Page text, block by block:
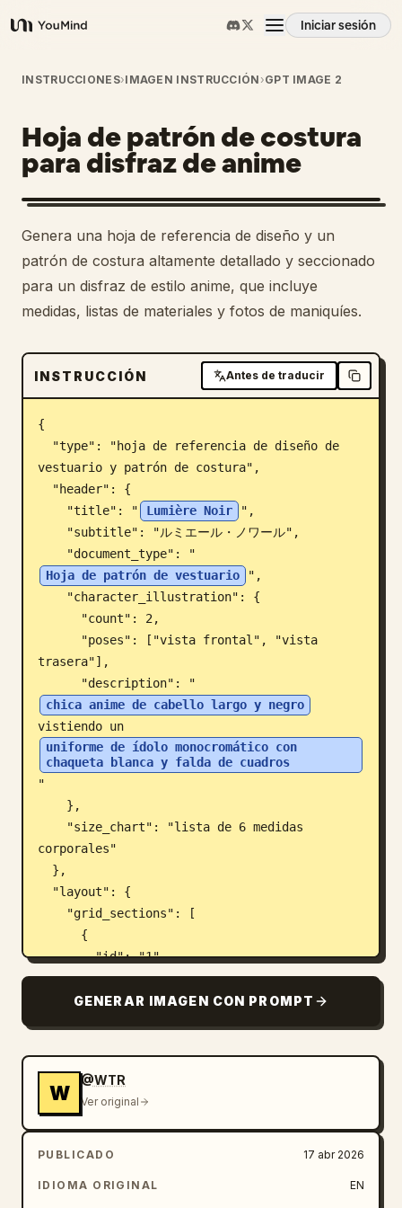
YouMind
Iniciar sesión
Resumen
Casos de uso
Habilidades
Prompts
Precios
Descargar
Blog
Actualizaciones
INSTRUCCIONES›IMAGEN INSTRUCCIÓN ›GPT IMAGE 2
Hoja de patrón de costura
para disfraz de anime
Genera una hoja de referencia de diseño y un
patrón de costura altamente detallado y seccionado
para un disfraz de estilo anime, que incluye
medidas, listas de materiales y fotos de maniquíes.
INSTRUCCIÓN Antes de traducir
{
vestuario y patrón de costura",
    "title": "
Lumière Noir
",
    "document_type": "
Hoja de patrón de vestuario
",
trasera"],
      "description": "
chica anime de cabello largo y negro
vistiendo un
uniforme de ídolo monocromático con
chaqueta blanca y falda de cuadros
"
corporales"
        "id": "1",
        "title": "1. Chaqueta",
        "description": "Piezas del patrón de
(forro)", "Espalda", "Espalda (forro)",
"Manga", "Cuello", "Bolsillo", "Vista de
bolsillo"]
      },
        "id": "2",
GENERAR IMAGEN CON PROMPT
W
@WTR
Ver original
PUBLICADO 17 abr 2026
IDIOMA ORIGINAL EN